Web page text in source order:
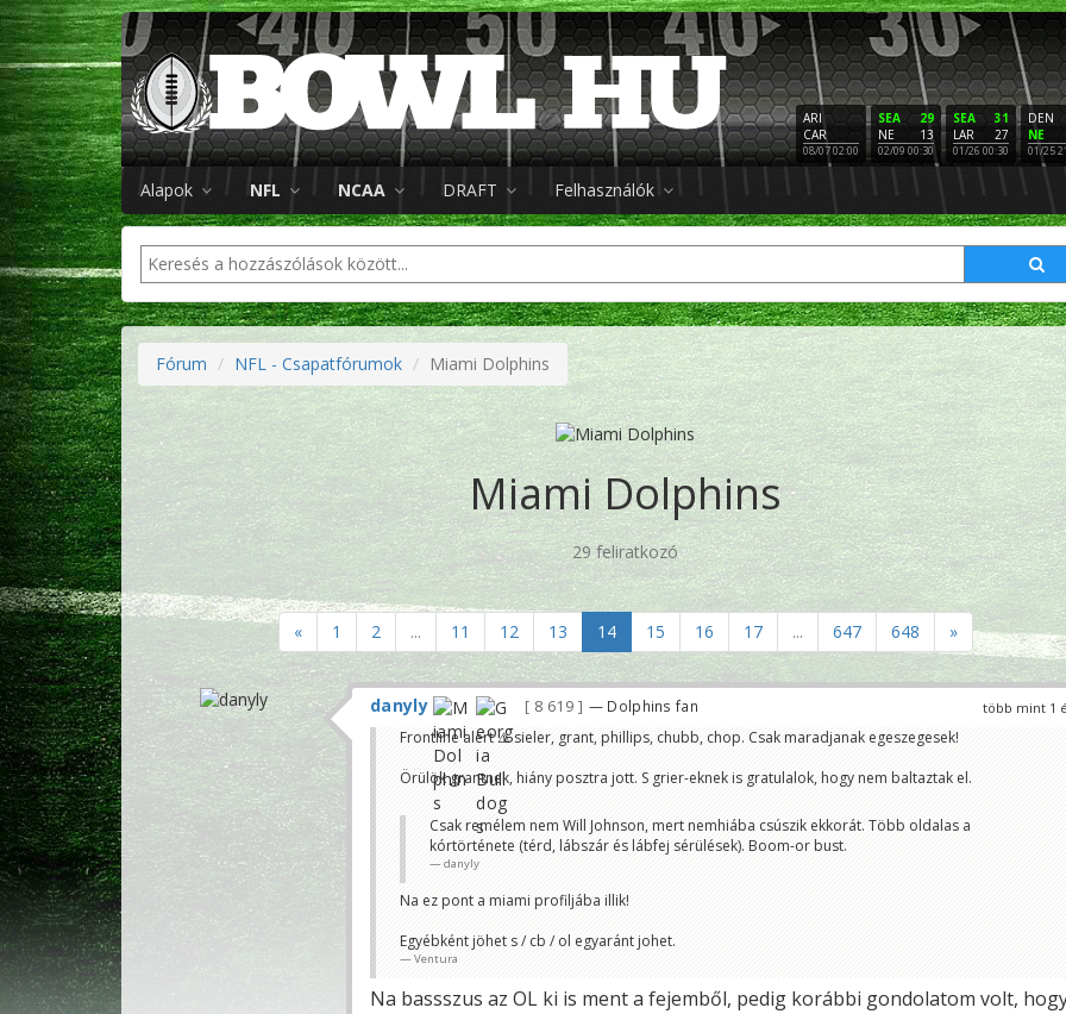
ARI
CAR
08/07 02:00
29
SEA
13
NE
02/09 00:30
31
SEA
27
LAR
01/26 00:30
DEN
NE
01/25
Alapok NFL NCAA DRAFT Felhasználók
Fórum NFL - Csapatfórumok Miami Dolphins
Miami Dolphins
29 feliratkozó
« 1 2 ... 11 12 13 14 15 16 17 ... 647 648 »
több mint 1
danyly 8 619 — Dolphins fan
Frontline alert ⚠️ sieler, grant, phillips, chubb, chop. Csak maradjanak egeszegesek!
Örülök grantnek, hiány posztra jott. S grier-eknek is gratulalok, hogy nem baltaztak el.
Csak remélem nem Will Johnson, mert nemhiába csúszik ekkorát. Több oldalas a
kórtörténete (térd, lábszár és lábfej sérülések). Boom-or bust.
danyly
Na ez pont a miami profiljába illik!
Egyébként jöhet s / cb / ol egyaránt johet.
Ventura
Na bassszus az OL ki is ment a fejemből, pedig korábbi gondolatom volt,